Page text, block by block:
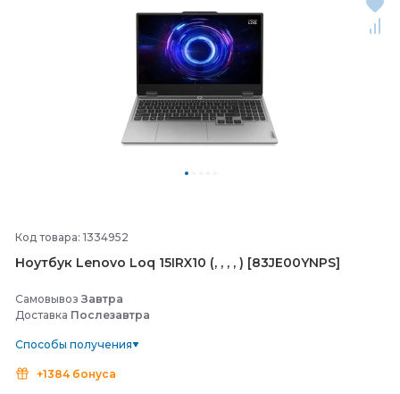
Код товара: 1334952
Ноутбук Lenovo Loq 15IRX10 (, , , , ) [83JE00YNPS]
Самовывоз Завтра
Доставка Послезавтра
Способы получения
+1384 бонуса